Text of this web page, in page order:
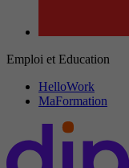
Emploi et Education
HelloWork
MaFormation